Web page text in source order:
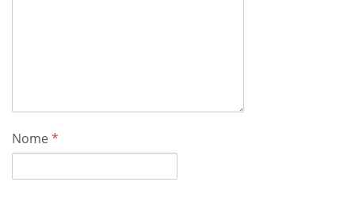
Nome*